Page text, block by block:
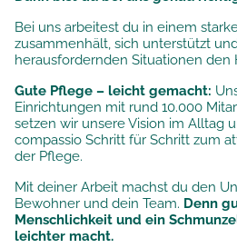
Bei uns arbeitest du in einem
zusammenhält, sich unterstützt
herausfordernden Situationen den
Gute Pflege – leicht gemacht:
Einrichtungen mit rund 10.000
setzen wir unsereVision im Alltag
compassio Schritt für Schritt zum
der Pflege.
Mit deiner Arbeit machst du den
Bewohner und dein Team. Denn
Menschlichkeit und ein
leichter macht.